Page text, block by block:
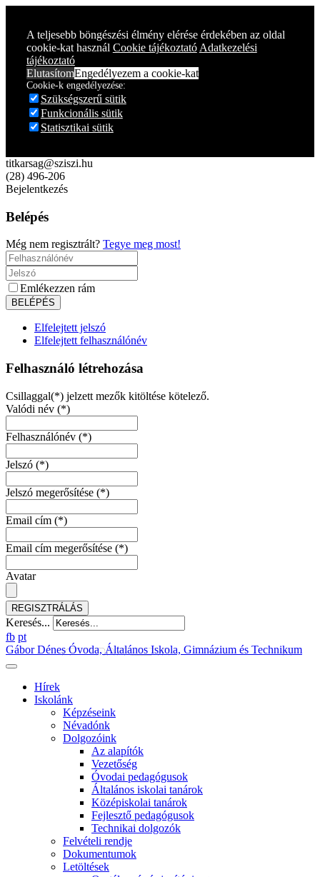
A teljesebb böngészési élmény elérése érdekében az oldal
cookie-kat használ Cookie tájékoztató Adatkezelési
tájékoztató
ElutasítomEngedélyezem a cookie-kat
Cookie-k engedélyezése:
Szükségszerű sütik
Funkcionális sütik
Statisztikai sütik
titkarsag@sziszi.hu
(28) 496-206
Bejelentkezés
Belépés
Még nem regisztrált? Tegye meg most!
Emlékezzen rám
Elfelejtett jelszó
Elfelejtett felhasználónév
Felhasználó létrehozása
Csillaggal(*) jelzett mezők kitöltése kötelező.
Valódi név (*)
Felhasználónév (*)
Jelszó (*)
Jelszó megerősítése (*)
Email cím (*)
Email cím megerősítése (*)
Avatar
REGISZTRÁLÁS
Keresés...
fb pt
Gábor Dénes Óvoda, Általános Iskola, Gimnázium és Technikum
Hírek
Iskolánk
Képzéseink
Névadónk
Dolgozóink
Az alapítók
Vezetőség
Óvodai pedagógusok
Általános iskolai tanárok
Középiskolai tanárok
Fejlesztő pedagógusok
Technikai dolgozók
Felvételi rendje
Dokumentumok
Letöltések